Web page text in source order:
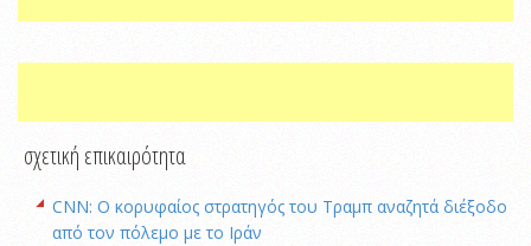
σχετική επικαιρότητα
CNN: Ο κορυφαίος στρατηγός του Τραμπ αναζητά διέξοδο
από τον πόλεμο με το Ιράν